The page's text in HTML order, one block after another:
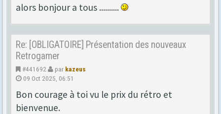
alors bonjour a tous ..........
Re: [OBLIGATOIRE] Présentation des nouveaux
Retrogamer
#441692 par kazeus
09 Oct 2025, 06:51
Bon courage à toi vu le prix du rétro et
bienvenue.